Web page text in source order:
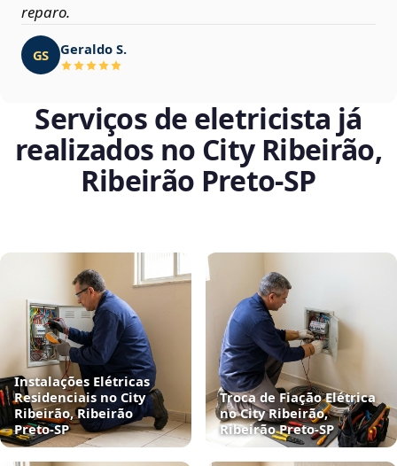
reparo.
GS Geraldo S.
Serviços de eletricista já
realizados no City Ribeirão,
Ribeirão Preto‑SP
Instalações Elétricas
Residenciais no City
Ribeirão, Ribeirão
Preto‑SP
Troca de Fiação Elétrica
no City Ribeirão,
Ribeirão Preto‑SP